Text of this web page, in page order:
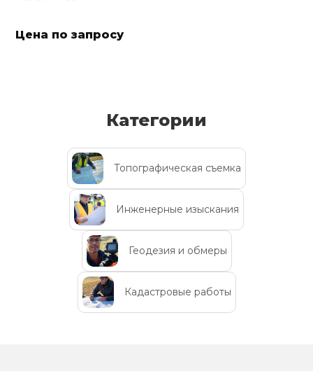
Цена по запросу
Категории
Топографическая съемка
Инженерные изыскания
Геодезия и обмеры
Кадастровые работы